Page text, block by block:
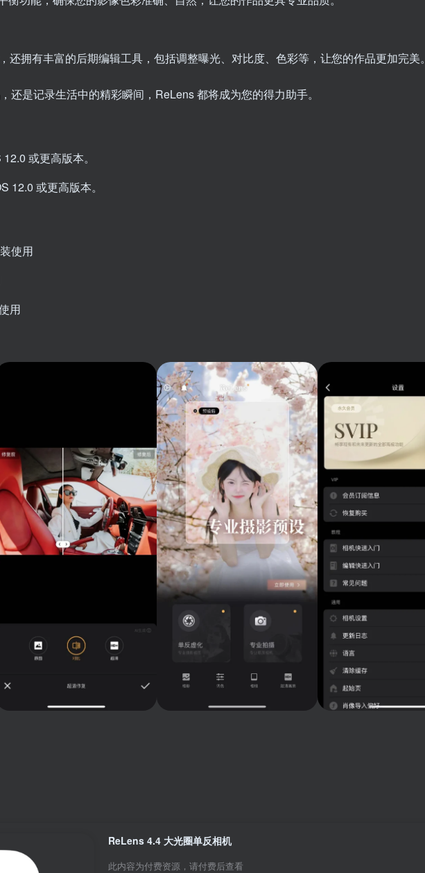
还拥有丰富的后期编辑工具，包括调整曝光、对比度、色彩等，让您的作品更加完美。
还是记录生活中的精彩瞬间，ReLens 都将成为您的得力助手。
或更高版本。
12.0 或更高版本。
使用
用
ReLens 4.4 大光圈单反相机
此内容为付费资源，请付费后查看